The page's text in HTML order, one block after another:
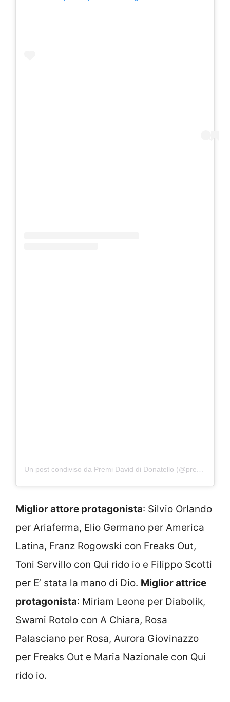
Un post condiviso da Premi David di Donatello (@premidavid)
Miglior attore protagonista: Silvio Orlando
per Ariaferma, Elio Germano per America
Latina, Franz Rogowski con Freaks Out,
Toni Servillo con Qui rido io e Filippo Scotti
per E’ stata la mano di Dio. Miglior attrice
protagonista: Miriam Leone per Diabolik,
Swami Rotolo con A Chiara, Rosa
Palasciano per Rosa, Aurora Giovinazzo
per Freaks Out e Maria Nazionale con Qui
rido io.